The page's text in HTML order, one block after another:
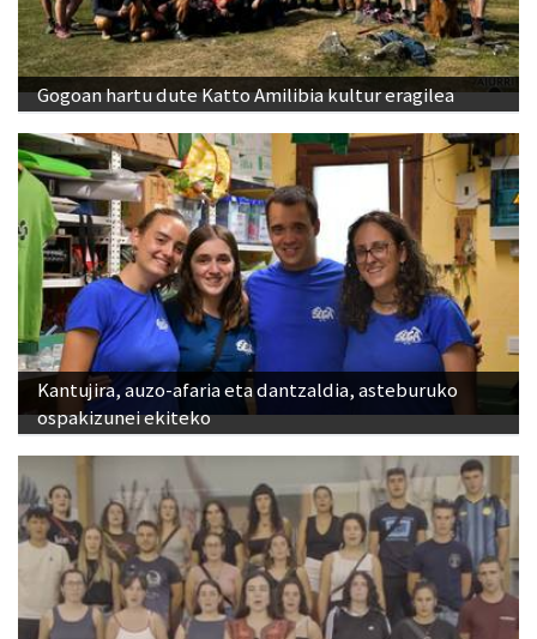
Gogoan hartu dute Katto Amilibia kultur eragilea
Kantujira, auzo-afaria eta dantzaldia, asteburuko
ospakizunei ekiteko